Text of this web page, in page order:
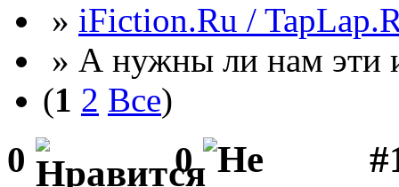
» iFiction.Ru /
» А нужны ли нам эти
(1 2 Все)
0 0